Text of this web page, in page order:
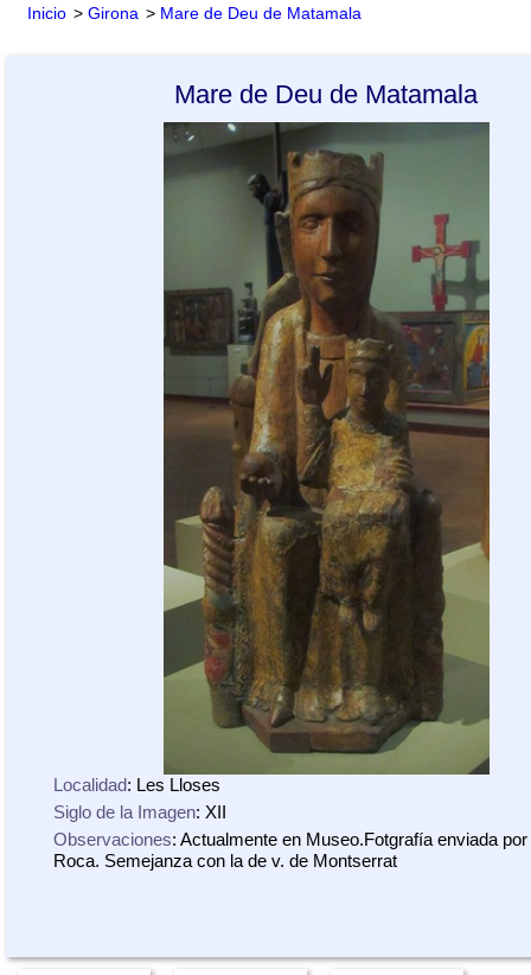
Inicio > Girona > Mare de Deu de Matamala
Mare de Deu de Matamala
Localidad: Les Lloses
Siglo de la Imagen: XII
Observaciones: Actualmente en Museo.Fotgrafía enviada
Roca. Semejanza con la de v. de Montserrat